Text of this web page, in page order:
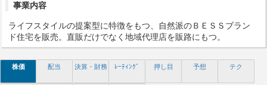
事業内容
ライフスタイルの提案型に特徴をもつ、自然派のＢＥＳＳブラン
ド住宅を販売。直販だけでなく地域代理店を販路にもつ。
株価 配当 決算・財務 ﾚｰﾃｨﾝｸﾞ 押し目 予想 テク